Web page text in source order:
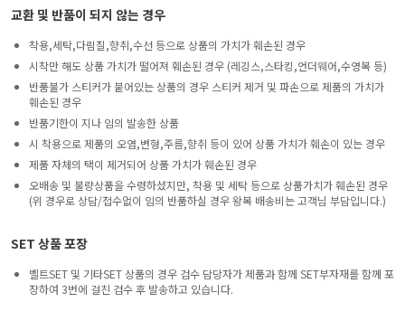
교환 및 반품이 되지 않는 경우
착용,세탁,다림질,향취,수선 등으로 상품의 가치가 훼손된 경우
시착만 해도 상품 가치가 떨어져 훼손된 경우 (레깅스,스타킹,언더웨어,수영복 등)
반품불가 스티커가 붙어있는 상품의 경우 스티커 제거 및 파손으로 제품의 가치가
훼손된 경우
반품기한이 지나 임의 발송한 상품
시 착용으로 제품의 오염,변형,주름,향취 등이 있어 상품 가치가 훼손이 있는 경우
제품 자체의 택이 제거되어 상품 가치가 훼손된 경우
오배송 및 불량상품을 수령하셨지만, 착용 및 세탁 등으로 상품가치가 훼손된 경우
(위 경우로 상담/접수없이 임의 반품하실 경우 왕복 배송비는 고객님 부담입니다.)
SET 상품 포장
벨트SET 및 기타SET 상품의 경우 검수 담당자가 제품과 함께 SET부자재를 함께 포
장하여 3번에 걸친 검수 후 발송하고 있습니다.